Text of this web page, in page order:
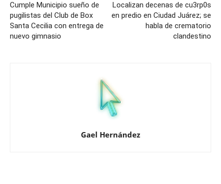
Cumple Municipio sueño de
pugilistas del Club de Box
Santa Cecilia con entrega de
nuevo gimnasio
Localizan decenas de cu3rp0s
en predio en Ciudad Juárez; se
habla de crematorio
clandestino
Gael Hernández